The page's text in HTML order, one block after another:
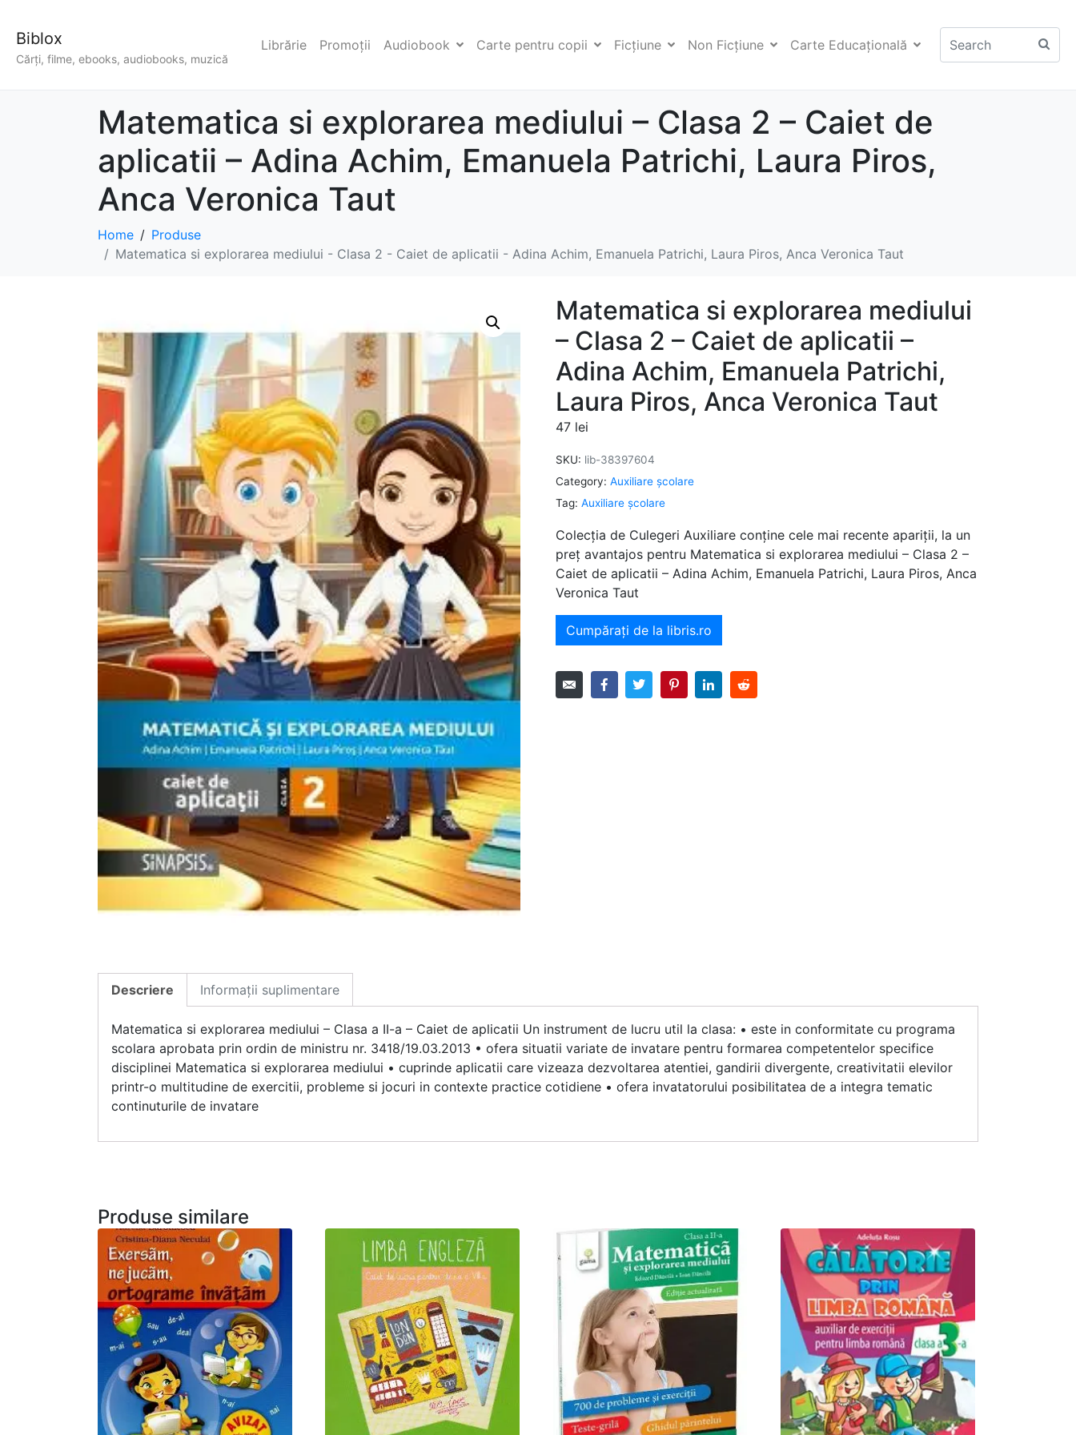
Biblox
Cărți, filme, ebooks, audiobooks, muzică
Librărie Promoții Audiobook Carte pentru copii Ficţiune Non Ficţiune Carte Educaţională
Matematica si explorarea mediului – Clasa 2 – Caiet de
aplicatii – Adina Achim, Emanuela Patrichi, Laura Piros,
Anca Veronica Taut
Home
Produse
Matematica si explorarea mediului - Clasa 2 - Caiet de aplicatii - Adina Achim, Emanuela Patrichi, Laura Piros, Anca Veronica Taut
Matematica si explorarea mediului
– Clasa 2 – Caiet de aplicatii –
Adina Achim, Emanuela Patrichi,
Laura Piros, Anca Veronica Taut
47 lei
SKU: lib-38397604
Category: Auxiliare şcolare
Tag: Auxiliare şcolare
Colecția de Culegeri Auxiliare conține cele mai recente apariții, la un
preț avantajos pentru Matematica si explorarea mediului – Clasa 2 –
Caiet de aplicatii – Adina Achim, Emanuela Patrichi, Laura Piros, Anca
Veronica Taut
Cumpărați de la libris.ro
Descriere Informații suplimentare
Matematica si explorarea mediului – Clasa a II-a – Caiet de aplicatii Un instrument de lucru util la clasa: • este in conformitate cu programa
scolara aprobata prin ordin de ministru nr. 3418/19.03.2013 • ofera situatii variate de invatare pentru formarea competentelor specifice
disciplinei Matematica si explorarea mediului • cuprinde aplicatii care vizeaza dezvoltarea atentiei, gandirii divergente, creativitatii elevilor
printr-o multitudine de exercitii, probleme si jocuri in contexte practice cotidiene • ofera invatatorului posibilitatea de a integra tematic
continuturile de invatare
Produse similare